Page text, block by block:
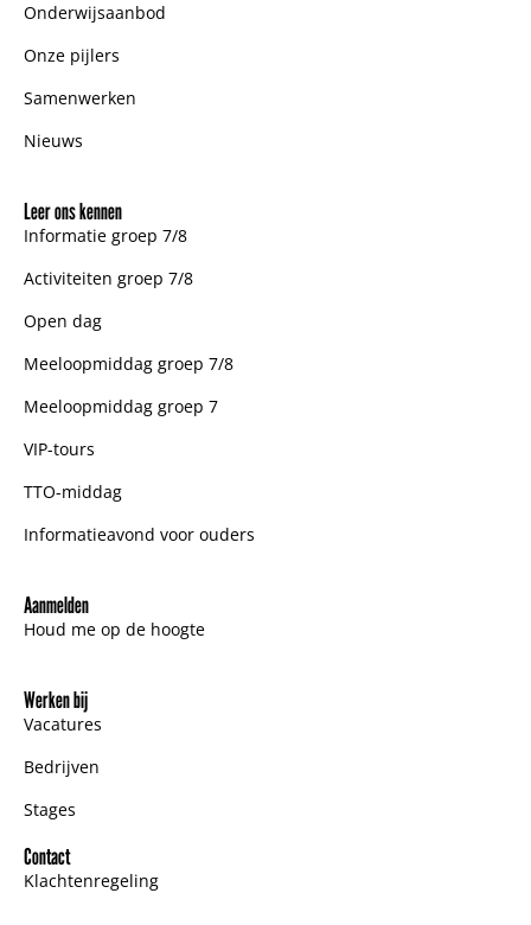
Onderwijsaanbod
Onze pijlers
Samenwerken
Nieuws
Leer ons kennen
Informatie groep 7/8
Activiteiten groep 7/8
Open dag
Meeloopmiddag groep 7/8
Meeloopmiddag groep 7
VIP-tours
TTO-middag
Informatieavond voor ouders
Aanmelden
Houd me op de hoogte
Werken bij
Vacatures
Bedrijven
Stages
Contact
Klachtenregeling